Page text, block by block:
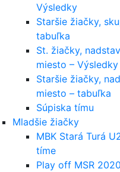
Výsledky
Staršie žiačky,
tabuľka
St. žiačky,
miesto – Výsledky
Staršie žiačky,
miesto – tabuľka
Súpiska tímu
Mladšie žiačky
MBK Stará Turá
tíme
Play off MSR